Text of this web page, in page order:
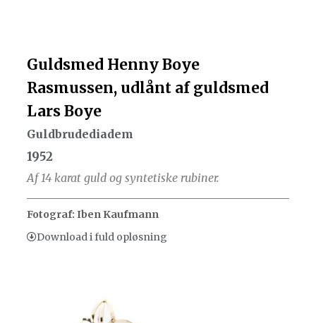
Guldsmed Henny Boye
Rasmussen, udlånt af guldsmed
Lars Boye
Guldbrudediadem
1952
Af 14 karat guld og syntetiske rubiner.
Fotograf: Iben Kaufmann
Download i fuld opløsning